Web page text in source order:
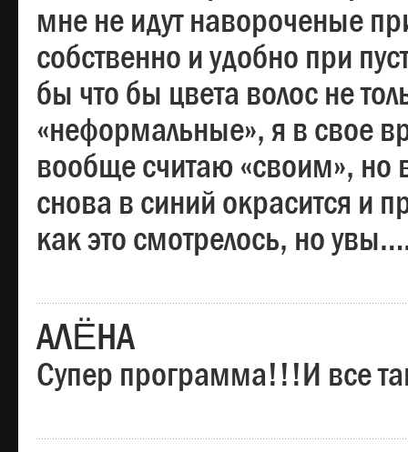
мне не идут навороченые
собственно и удобно при
бы что бы цвета волос не
«неформальные», я в свое
вообще считаю «своим», но
снова в синий окрасится и
как это смотрелось, но
АЛЁНА
Супер программа!!!И все